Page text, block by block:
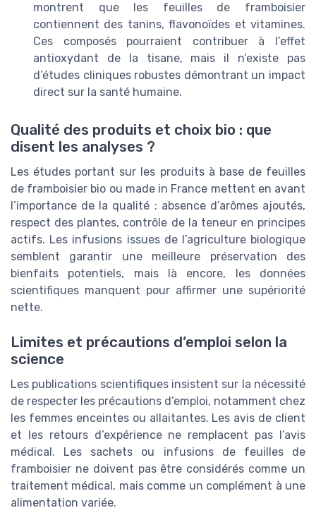
montrent que les feuilles de framboisier
contiennent des tanins, flavonoïdes et vitamines.
Ces composés pourraient contribuer à l’effet
antioxydant de la tisane, mais il n’existe pas
d’études cliniques robustes démontrant un impact
direct sur la santé humaine.
Qualité des produits et choix bio : que
disent les analyses ?
Les études portant sur les produits à base de feuilles
de framboisier bio ou made in France mettent en avant
l’importance de la qualité : absence d’arômes ajoutés,
respect des plantes, contrôle de la teneur en principes
actifs. Les infusions issues de l’agriculture biologique
semblent garantir une meilleure préservation des
bienfaits potentiels, mais là encore, les données
scientifiques manquent pour affirmer une supériorité
nette.
Limites et précautions d’emploi selon la
science
Les publications scientifiques insistent sur la nécessité
de respecter les précautions d’emploi, notamment chez
les femmes enceintes ou allaitantes. Les avis de client
et les retours d’expérience ne remplacent pas l’avis
médical. Les sachets ou infusions de feuilles de
framboisier ne doivent pas être considérés comme un
traitement médical, mais comme un complément à une
alimentation variée.